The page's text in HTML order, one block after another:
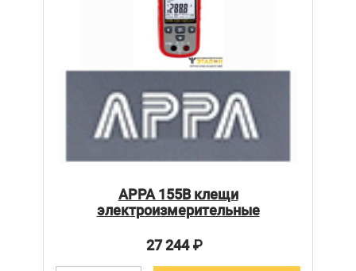
APPA 155B клещи
электроизмерительные
27 244₽